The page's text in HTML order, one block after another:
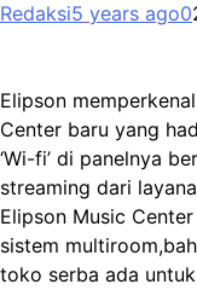
Redaksi5 years ago0
Elipson
Center baru yang
‘Wi-fi’ di panelnya
streaming dari
Elipson Music
sistem
toko serba ada